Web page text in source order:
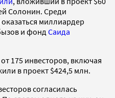
Солонин. Среди
миллиардер
и фонд Саида
175 инвесторов, включая
в проект $424,5 млн.
согласилась